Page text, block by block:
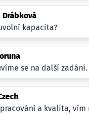
kapacita?
se na další zadání.
a kvalita, vím